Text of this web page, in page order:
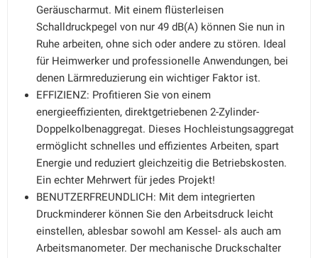
Geräuscharmut. Mit einem flüsterleisen
Schalldruckpegel von nur 49 dB(A) können Sie nun in
Ruhe arbeiten, ohne sich oder andere zu stören. Ideal
für Heimwerker und professionelle Anwendungen, bei
denen Lärmreduzierung ein wichtiger Faktor ist.
EFFIZIENZ: Profitieren Sie von einem
energieeffizienten, direktgetriebenen 2-Zylinder-
Doppelkolbenaggregat. Dieses Hochleistungsaggregat
ermöglicht schnelles und effizientes Arbeiten, spart
Energie und reduziert gleichzeitig die Betriebskosten.
Ein echter Mehrwert für jedes Projekt!
BENUTZERFREUNDLICH: Mit dem integrierten
Druckminderer können Sie den Arbeitsdruck leicht
einstellen, ablesbar sowohl am Kessel- als auch am
Arbeitsmanometer. Der mechanische Druckschalter